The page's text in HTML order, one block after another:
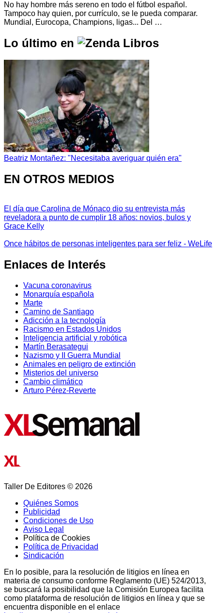
No hay hombre más sereno en todo el fútbol español.
Tampoco hay quien, por currículo, se le pueda comparar.
Mundial, Eurocopa, Champions, ligas... Del …
Lo último en
Beatriz Montañez: "Necesitaba averiguar quién era"
EN OTROS MEDIOS
El día que Carolina de Mónaco dio su entrevista más
reveladora a punto de cumplir 18 años: novios, bulos y
Grace Kelly
Once hábitos de personas inteligentes para ser feliz - WeLife
Enlaces de Interés
Vacuna coronavirus
Monarquía española
Marte
Camino de Santiago
Adicción a la tecnología
Racismo en Estados Unidos
Inteligencia artificial y robótica
Martín Berasategui
Nazismo y II Guerra Mundial
Animales en peligro de extinción
Misterios del universo
Cambio climático
Arturo Pérez-Reverte
Taller De Editores © 2026
Quiénes Somos
Publicidad
Condiciones de Uso
Aviso Legal
Política de Cookies
Política de Privacidad
Sindicación
En lo posible, para la resolución de litigios en línea en
materia de consumo conforme Reglamento (UE) 524/2013,
se buscará la posibilidad que la Comisión Europea facilita
como plataforma de resolución de litigios en línea y que se
encuentra disponible en el enlace